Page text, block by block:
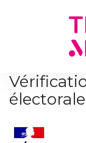
électorale